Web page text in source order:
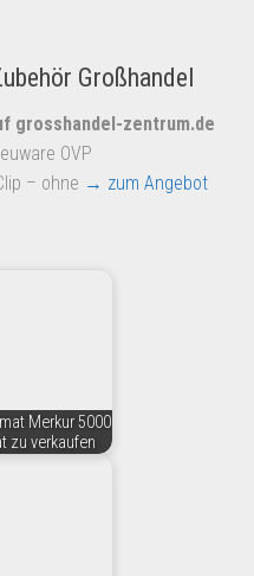
Großhandel
grosshandel-zentrum.de
OVP
– ohne → zum Angebot
Merkur 5000
zu verkaufen